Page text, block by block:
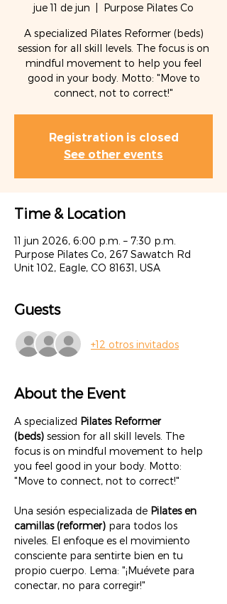
jue 11 de jun Purpose Pilates Co
A specialized Pilates Reformer (beds)
session for all skill levels. The focus is on
mindful movement to help you feel
good in your body. Motto: "Move to
connect, not to correct!"
Registration is closed
See other events
Time & Location
11 jun 2026, 6:00 p.m. – 7:30 p.m.
Purpose Pilates Co, 267 Sawatch Rd
Unit 102, Eagle, CO 81631, USA
Guests
+12 otros invitados
About the Event
A specialized Pilates Reformer
(beds) session for all skill levels. The
focus is on mindful movement to help
you feel good in your body. Motto:
"Move to connect, not to correct!"
Una sesión especializada de Pilates en
camillas (reformer) para todos los
niveles. El enfoque es el movimiento
consciente para sentirte bien en tu
propio cuerpo. Lema: "¡Muévete para
conectar, no para corregir!"